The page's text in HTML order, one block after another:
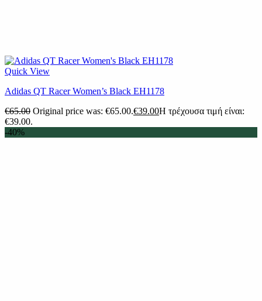
Quick View
Adidas QT Racer Women’s Black EH1178
€65.00 Original price was: €65.00.€39.00Η τρέχουσα τιμή είναι:
€39.00.
-40%